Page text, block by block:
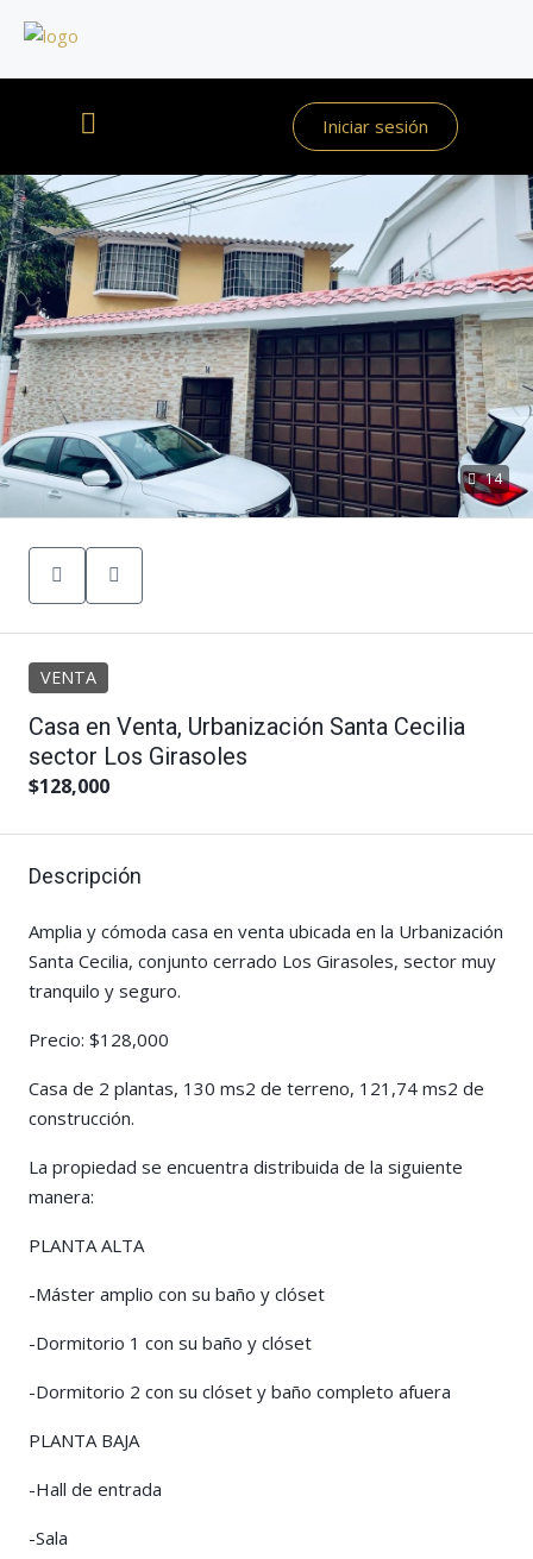
Iniciar sesión
14
VENTA
Casa en Venta, Urbanización Santa Cecilia
sector Los Girasoles
$128,000
Descripción
Amplia y cómoda casa en venta ubicada en la Urbanización
Santa Cecilia, conjunto cerrado Los Girasoles, sector muy
tranquilo y seguro.
Precio: $128,000
Casa de 2 plantas, 130 ms2 de terreno, 121,74 ms2 de
construcción.
La propiedad se encuentra distribuida de la siguiente
manera:
PLANTA ALTA
-Máster amplio con su baño y clóset
-Dormitorio 1 con su baño y clóset
-Dormitorio 2 con su clóset y baño completo afuera
PLANTA BAJA
-Hall de entrada
-Sala